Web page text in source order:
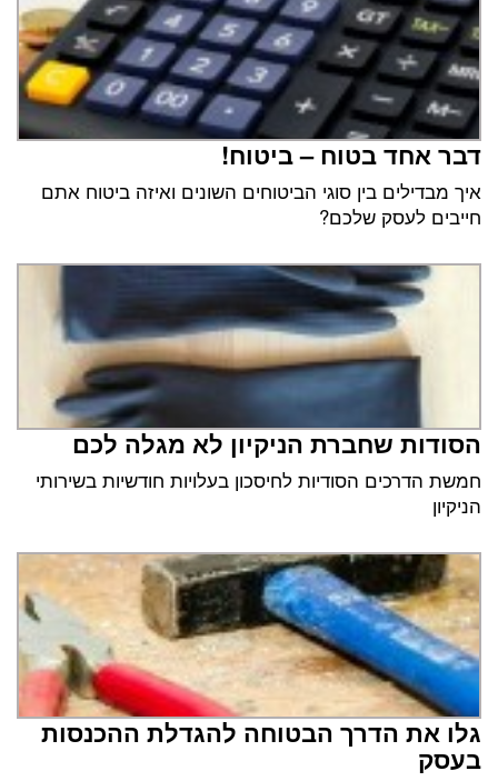
דבר אחד בטוח – ביטוח!
איך מבדילים בין סוגי הביטוחים השונים ואיזה ביטוח אתם
חייבים לעסק שלכם?
הסודות שחברת הניקיון לא מגלה לכם
חמשת הדרכים הסודיות לחיסכון בעלויות חודשיות בשירותי
הניקיון
גלו את הדרך הבטוחה להגדלת ההכנסות
בעסק